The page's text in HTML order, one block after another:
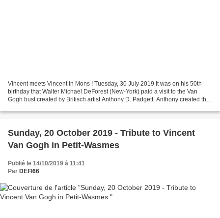
Vincent meets Vincent in Mons ! Tuesday, 30 July 2019 It was on his 50th
birthday that Walter Michael DeForest (New-York) paid a visit to the Van
Gogh bust created by Britisch artist Anthony D. Padgett. Anthony created the
Sunday, 20 October 2019 - Tribute to Vincent
Van Gogh in Petit-Wasmes
Publié le 14/10/2019 à 11:41
Par DEFI66